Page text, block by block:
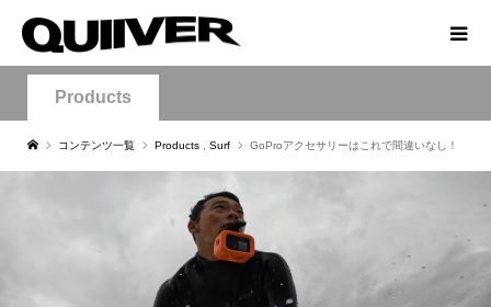
Products
コンテンツ一覧 Products Surf GoProアクセサリーはこれで間違いなし！